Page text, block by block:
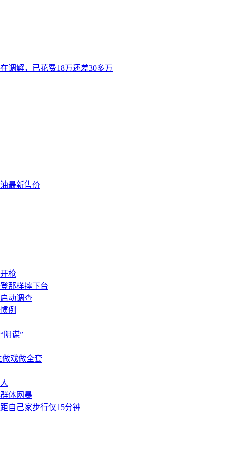
调解，已花费18万还差30多万
最新售价
枪
那样摔下台
动调查
例
阴谋”
戏做全套
体网暴
自己家步行仅15分钟